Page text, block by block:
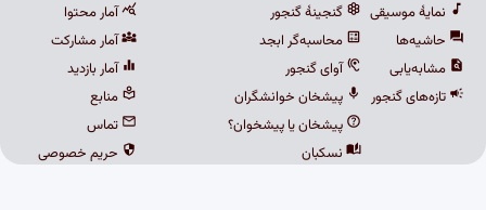
نمایهٔ موسیقی
حاشیه‌ها
مشابه‌یابی
تازه‌های گنجور
گنجینهٔ گنجور
محاسبه‌گر ابجد
آوای گنجور
پیشخان خوانشگران
پیشخان یا پیشخوان؟
نسکبان
آمار محتوا
آمار مشارکت
آمار بازدید
منابع
تماس
حریم خصوصی